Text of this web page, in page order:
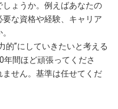
ょうか。例えばあなたの
な資格や経験、キャリア
的”にしていきたいと考える
間ほど頑張ってくださ
せん。基準は任せてくだ